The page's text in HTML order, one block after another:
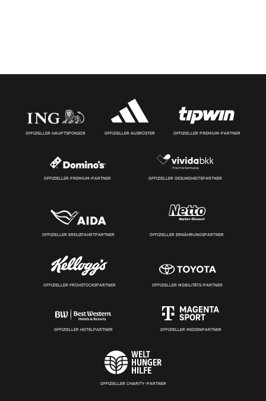
OFFIZIELLER HAUPTSPONSOR OFFIZIELLER AUSRÜSTER OFFIZIELLER PREMIUM-PARTNER
OFFIZIELLER PREMIUM-PARTNER OFFIZIELLER GESUNDHEITSPARTNER
OFFIZIELLER KREUZFAHRTPARTNER OFFIZIELLER ERNÄHRUNGSPARTNER
OFFIZIELLER FRÜHSTÜCKSPARTNER OFFIZIELLER MOBILITÄTS-PARTNER
OFFIZIELLER HOTELPARTNER OFFIZIELLER MEDIENPARTNER
OFFIZIELLER CHARITY-PARTNER